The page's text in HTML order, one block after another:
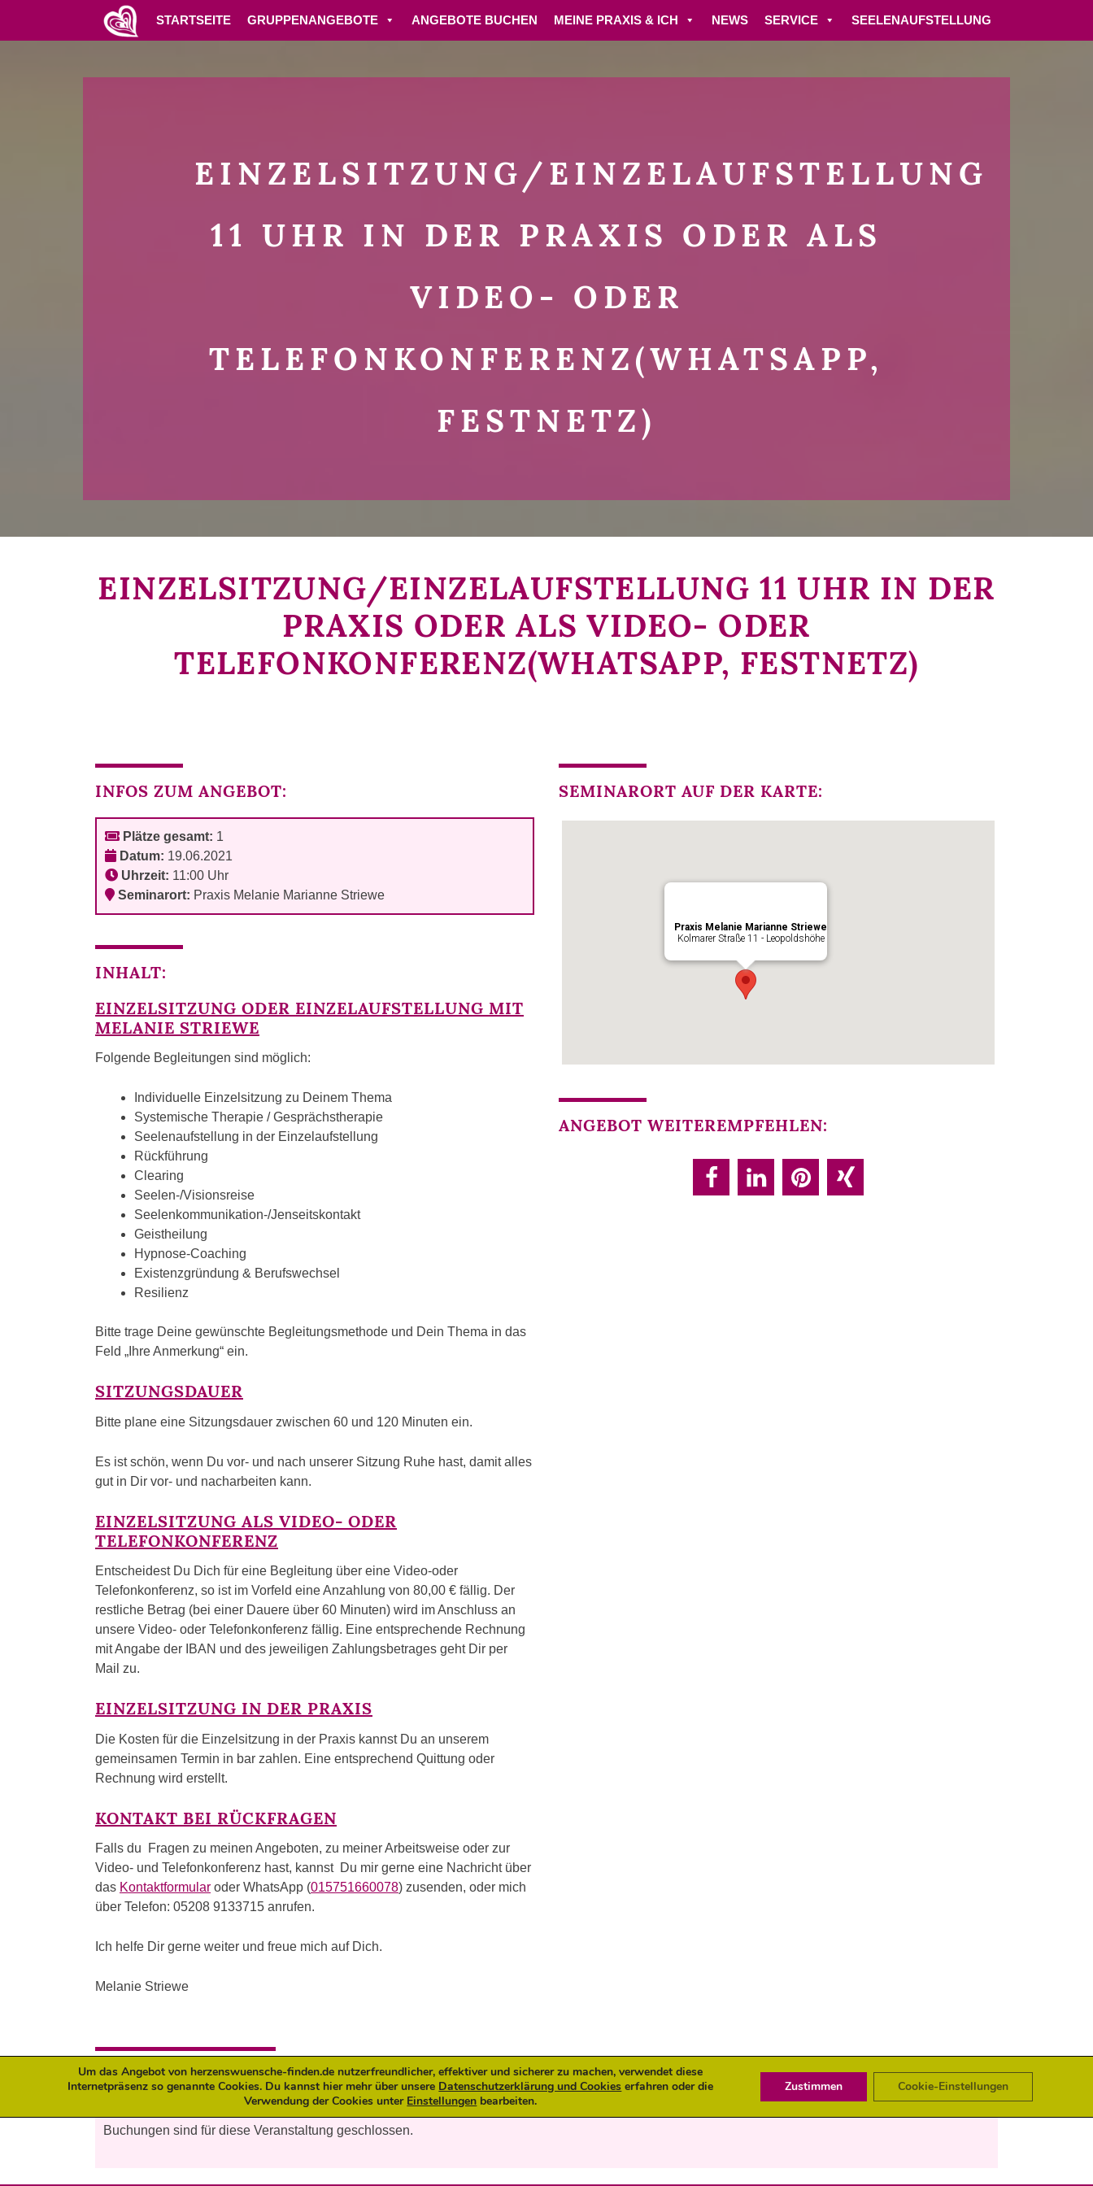
STARTSEITE GRUPPENANGEBOTE ANGEBOTE BUCHEN MEINE PRAXIS & ICH NEWS SERVICE SEELENAUFSTELLUNG
EINZELSITZUNG/EINZELAUFSTELLUNG
11 UHR IN DER PRAXIS ODER ALS
VIDEO- ODER
TELEFONKONFERENZ(WHATSAPP,
FESTNETZ)
EINZELSITZUNG/EINZELAUFSTELLUNG 11 UHR IN DER
PRAXIS ODER ALS VIDEO- ODER
TELEFONKONFERENZ(WHATSAPP, FESTNETZ)
INFOS ZUM ANGEBOT:
Plätze gesamt: 1
Datum: 19.06.2021
Uhrzeit: 11:00 Uhr
Seminarort: Praxis Melanie Marianne Striewe
INHALT:
EINZELSITZUNG ODER EINZELAUFSTELLUNG MIT
MELANIE STRIEWE
Folgende Begleitungen sind möglich:
Individuelle Einzelsitzung zu Deinem Thema
Systemische Therapie / Gesprächstherapie
Seelenaufstellung in der Einzelaufstellung
Rückführung
Clearing
Seelen-/Visionsreise
Seelenkommunikation-/Jenseitskontakt
Geistheilung
Hypnose-Coaching
Existenzgründung & Berufswechsel
Resilienz
Bitte trage Deine gewünschte Begleitungsmethode und Dein Thema in das
Feld „Ihre Anmerkung“ ein.
SITZUNGSDAUER
Bitte plane eine Sitzungsdauer zwischen 60 und 120 Minuten ein.
Es ist schön, wenn Du vor- und nach unserer Sitzung Ruhe hast, damit alles
gut in Dir vor- und nacharbeiten kann.
EINZELSITZUNG ALS VIDEO- ODER
TELEFONKONFERENZ
Entscheidest Du Dich für eine Begleitung über eine Video-oder
Telefonkonferenz, so ist im Vorfeld eine Anzahlung von 80,00 € fällig. Der
restliche Betrag (bei einer Dauere über 60 Minuten) wird im Anschluss an
unsere Video- oder Telefonkonferenz fällig. Eine entsprechende Rechnung
mit Angabe der IBAN und des jeweiligen Zahlungsbetrages geht Dir per
Mail zu.
EINZELSITZUNG IN DER PRAXIS
Die Kosten für die Einzelsitzung in der Praxis kannst Du an unserem
gemeinsamen Termin in bar zahlen. Eine entsprechend Quittung oder
Rechnung wird erstellt.
KONTAKT BEI RÜCKFRAGEN
Falls du Fragen zu meinen Angeboten, zu meiner Arbeitsweise oder zur
Video- und Telefonkonferenz hast, kannst Du mir gerne eine Nachricht über
das Kontaktformular oder WhatsApp (015751660078) zusenden, oder mich
über Telefon: 05208 9133715 anrufen.
Ich helfe Dir gerne weiter und freue mich auf Dich.
Melanie Striewe
SEMINARORT AUF DER KARTE:
Praxis Melanie Marianne Striewe
Kolmarer Straße 11 - Leopoldshöhe
ANGEBOT WEITEREMPFEHLEN:
ANGEBOT JETZT BUCHEN:
Buchungen sind für diese Veranstaltung geschlossen.
Um das Angebot von herzenswuensche-finden.de nutzerfreundlicher, effektiver und sicherer zu machen, verwendet diese
Internetpräsenz so genannte Cookies. Du kannst hier mehr über unsere Datenschutzerklärung und Cookies erfahren oder die
Verwendung der Cookies unter Einstellungen bearbeiten.
Zustimmen Cookie-Einstellungen